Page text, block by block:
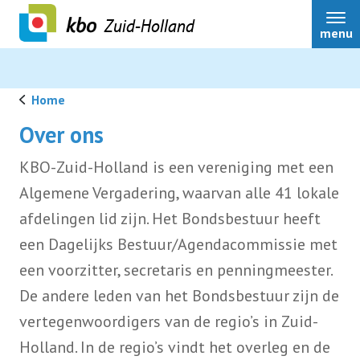
Zuid-Holland menu
Over ons
Actueel
Ledenservice
Ledenvoordeel
Home
Over ons
KBO-Zuid-Holland is een vereniging met een
Algemene Vergadering, waarvan alle 41 lokale
afdelingen lid zijn. Het Bondsbestuur heeft
een Dagelijks Bestuur/Agendacommissie met
een voorzitter, secretaris en penningmeester.
De andere leden van het Bondsbestuur zijn de
vertegenwoordigers van de regio’s in Zuid-
Holland. In de regio’s vindt het overleg en de